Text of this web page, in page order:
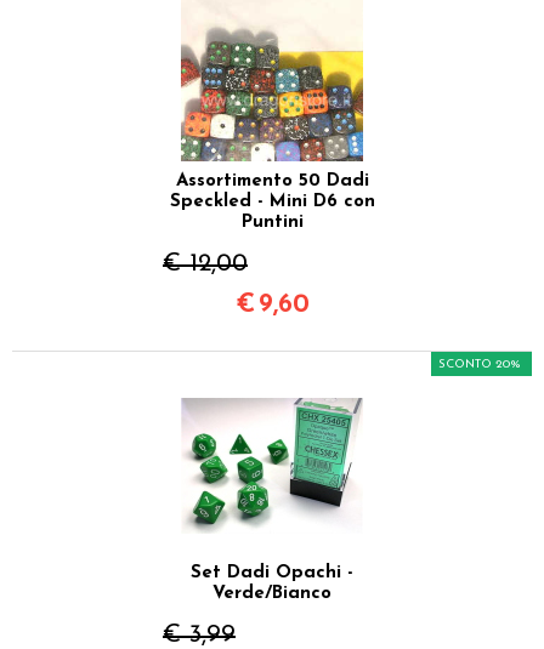
Assortimento 50 Dadi
Speckled - Mini D6 con
Puntini
€ 12,00
€ 9,60
Set Dadi Opachi -
Verde/Bianco
€ 3,99
SCONTO 20%